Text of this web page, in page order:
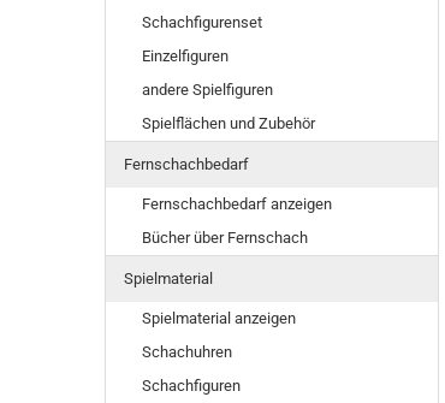
Schachfigurenset
Einzelfiguren
andere Spielfiguren
Spielflächen und Zubehör
Fernschachbedarf
Fernschachbedarf anzeigen
Bücher über Fernschach
Spielmaterial
Spielmaterial anzeigen
Schachuhren
Schachfiguren